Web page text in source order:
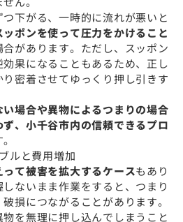
下がる、一時的に流れが悪いと
ッポンを使って圧力をかけること
合があります。ただし、スッポン
果になることもあるため、正し
密着させてゆっくり押し引きす
場合や異物によるつまりの場合
、小千谷市内の信頼できるプロ
ルと費用増加
て被害を拡大するケースもあり
ないまま作業をすると、つまり
損につながることがあります。
を無理に押し込んでしまうこと